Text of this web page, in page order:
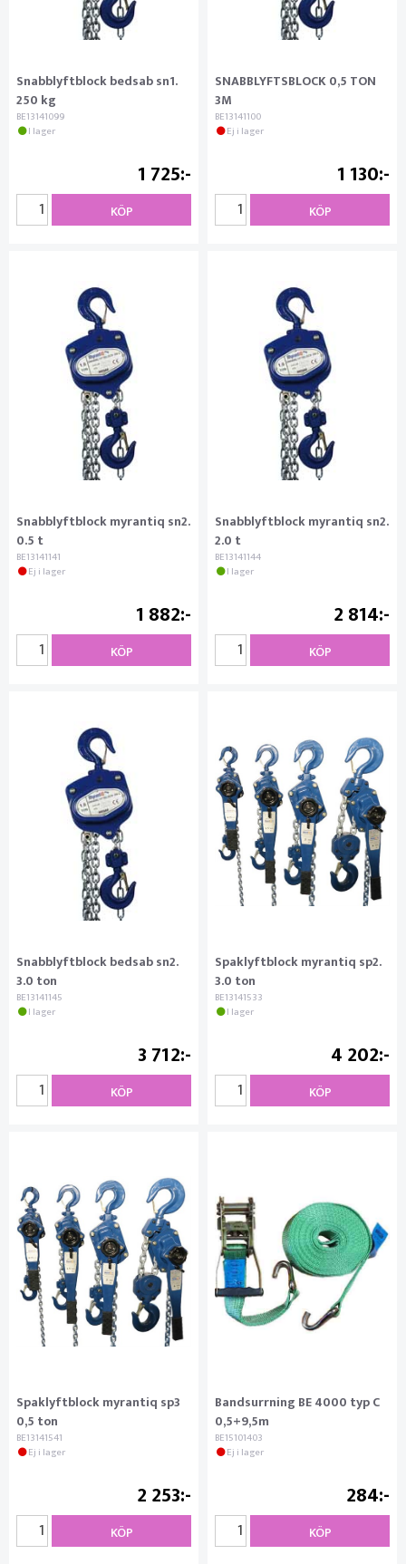
Snabblyftblock bedsab sn1.
250 kg
BE13141099
I lager
1 725
KÖP
SNABBLYFTSBLOCK 0,5 TON
3M
BE13141100
Ej i lager
1 130
KÖP
Snabblyftblock myrantiq sn2.
0.5 t
BE13141141
Ej i lager
1 882
KÖP
Snabblyftblock myrantiq sn2.
2.0 t
BE13141144
I lager
2 814
KÖP
Snabblyftblock bedsab sn2.
3.0 ton
BE13141145
I lager
3 712
KÖP
Spaklyftblock myrantiq sp2.
3.0 ton
BE13141533
I lager
4 202
KÖP
Spaklyftblock myrantiq sp3
0,5 ton
BE13141541
Ej i lager
2 253
KÖP
Bandsurrning BE 4000 typ C
0,5+9,5m
BE15101403
Ej i lager
284
KÖP